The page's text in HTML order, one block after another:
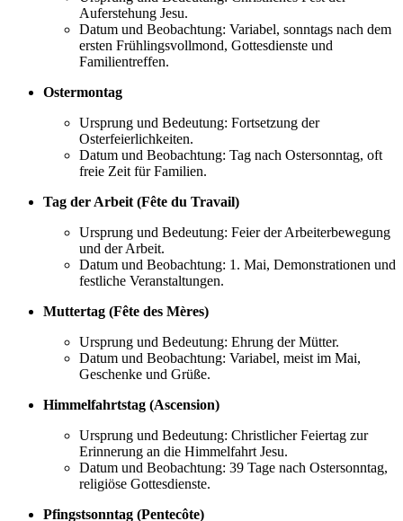
Auferstehung Jesu.
Datum und Beobachtung: Variabel, sonntags nach dem
ersten Frühlingsvollmond, Gottesdienste und
Familientreffen.
Ostermontag
Ursprung und Bedeutung: Fortsetzung der
Osterfeierlichkeiten.
Datum und Beobachtung: Tag nach Ostersonntag, oft
freie Zeit für Familien.
Tag der Arbeit (Fête du Travail)
Ursprung und Bedeutung: Feier der Arbeiterbewegung
und der Arbeit.
Datum und Beobachtung: 1. Mai, Demonstrationen und
festliche Veranstaltungen.
Muttertag (Fête des Mères)
Ursprung und Bedeutung: Ehrung der Mütter.
Datum und Beobachtung: Variabel, meist im Mai,
Geschenke und Grüße.
Himmelfahrtstag (Ascension)
Ursprung und Bedeutung: Christlicher Feiertag zur
Erinnerung an die Himmelfahrt Jesu.
Datum und Beobachtung: 39 Tage nach Ostersonntag,
religiöse Gottesdienste.
Pfingstsonntag (Pentecôte)